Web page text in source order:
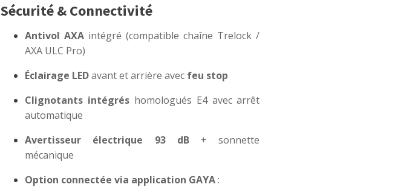
Sécurité & Connectivité
Antivol AXA intégré (compatible chaîne Trelock /
AXA ULC Pro)
Éclairage LEDavant et arrière avec feu stop
Clignotants intégréshomologués E4 avec arrêt
automatique
Avertisseur électrique 93 dB+ sonnette
mécanique
Option connectée via application GAYA: